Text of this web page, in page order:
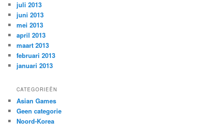
juli 2013
juni 2013
mei 2013
april 2013
maart 2013
februari 2013
januari 2013
CATEGORIEËN
Asian Games
Geen categorie
Noord-Korea